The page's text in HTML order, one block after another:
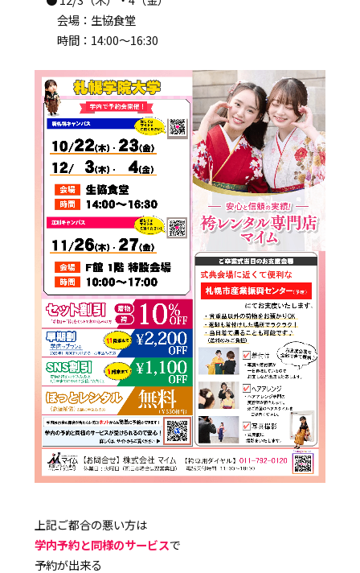
会場：生協食堂
時間：14:00～16:30
上記ご都合の悪い方は
学内予約と同様のサービスで
予約が出来る